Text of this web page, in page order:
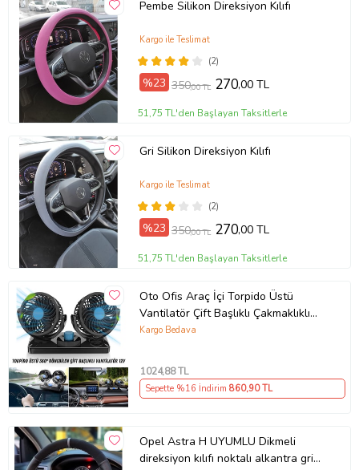
Pembe Silikon Direksiyon Kılıfı
(2)
Kargo ile Teslimat
%23 350,00 TL 270,00 TL
51,75 TL'den Başlayan Taksitlerle
Gri Silikon Direksiyon Kılıfı
(2)
Kargo ile Teslimat
%23 350,00 TL 270,00 TL
51,75 TL'den Başlayan Taksitlerle
Oto Ofis Araç İçi Torpido Üstü
Vantilatör Çift Başlıklı Çakmaklıklı
Soğutucu Fan 360° Dönebilen 12V
Kargo Bedava
1024,88 TL
Sepette %16 İndirim 860,90 TL
Opel Astra H UYUMLU Dikmeli
direksiyon kılıfı noktalı alkantra gri